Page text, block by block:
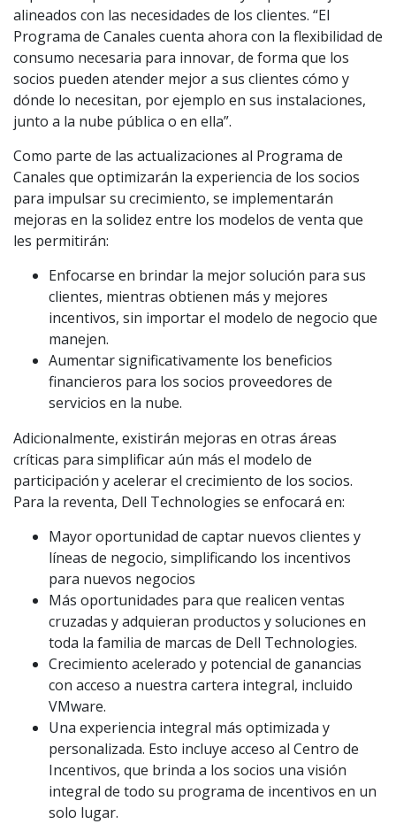
alineados con las necesidades de los clientes. “El
Programa de Canales cuenta ahora con la flexibilidad de
consumo necesaria para innovar, de forma que los
socios pueden atender mejor a sus clientes cómo y
dónde lo necesitan, por ejemplo en sus instalaciones,
junto a la nube pública o en ella”.
Como parte de las actualizaciones al Programa de
Canales que optimizarán la experiencia de los socios
para impulsar su crecimiento, se implementarán
mejoras en la solidez entre los modelos de venta que
les permitirán:
Enfocarse en brindar la mejor solución para sus
clientes, mientras obtienen más y mejores
incentivos, sin importar el modelo de negocio que
manejen.
Aumentar significativamente los beneficios
financieros para los socios proveedores de
servicios en la nube.
Adicionalmente, existirán mejoras en otras áreas
críticas para simplificar aún más el modelo de
participación y acelerar el crecimiento de los socios.
Para la reventa, Dell Technologies se enfocará en:
Mayor oportunidad de captar nuevos clientes y
líneas de negocio, simplificando los incentivos
para nuevos negocios
Más oportunidades para que realicen ventas
cruzadas y adquieran productos y soluciones en
toda la familia de marcas de Dell Technologies.
Crecimiento acelerado y potencial de ganancias
con acceso a nuestra cartera integral, incluido
VMware.
Una experiencia integral más optimizada y
personalizada. Esto incluye acceso al Centro de
Incentivos, que brinda a los socios una visión
integral de todo su programa de incentivos en un
solo lugar.